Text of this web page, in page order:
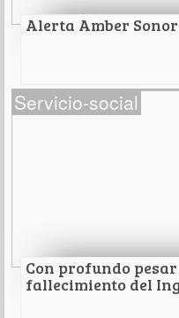
Leer Más
Alerta Amber
Alerta Amber Sonora
Leer Más
Servicio-social
Con profundo
fallecimiento del